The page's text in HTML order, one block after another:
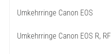
Umkehrringe Canon EOS
Umkehrringe Canon EOS R, RF